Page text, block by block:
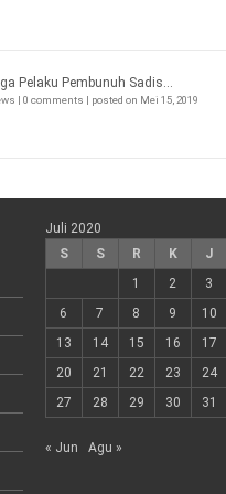
Pelaku Pembunuh Sadis...
| 0 comments | posted on Mei 15, 2019
Juli 2020
S
S R K J
1
2 3
6
7 8 9 10
13
14 15 16 17
20
21 22 23 24
27
28 29 30 31
« Jun Agu »